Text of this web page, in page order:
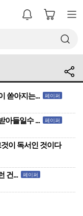
쏟아지는... 페이퍼
아들일수 ... 페이퍼
이 독서인 것이다
건... 페이퍼